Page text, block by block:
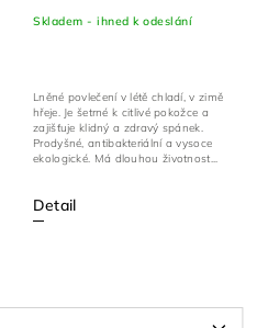
Skladem - ihned k odeslání
Detail
Lněné povlečení v létě chladí, v zimě
hřeje. Je šetrné k citlivé pokožce a
zajišťuje klidný a zdravý spánek.
Prodyšné, antibakteriální a vysoce
ekologické. Má dlouhou životnost...